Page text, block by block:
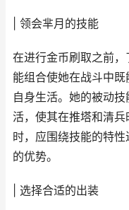
| 领会芈月的技能
在进行金币刷取之前
能组合使她在战斗中
自身生活。她的被动
活，使其在推塔和清
时，应围绕技能的特
的优势。
| 选择合适的出装